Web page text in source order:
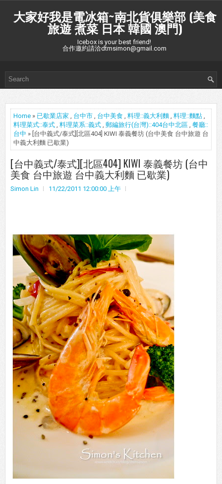
大家好我是電冰箱~南北貨俱樂部 (美食
旅遊 煮菜 日本 韓國 澳門)
Icebox is your best friend!
合作邀約請洽dtmsimon@gmail.com
Home » 已歇業店家 , 台中市 , 台中美食 , 料理::義大利麵 , 料理::麵點 ,
料理菜式::泰式 , 料理菜系::義式 , 郵編旅行(台灣)::404台中北區 , 餐廳::
台中 » [台中義式/泰式][北區404] KIWI 泰義餐坊 (台中美食 台中旅遊 台
中義大利麵 已歇業)
[台中義式/泰式][北區404] KIWI 泰義餐坊 (台中
美食 台中旅遊 台中義大利麵 已歇業)
Simon Lin 11/22/2011 12:00:00 上午